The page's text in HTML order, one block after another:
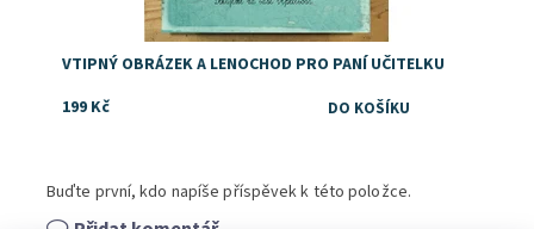
VTIPNÝ OBRÁZEK A LENOCHOD PRO PANÍ UČITELKU
199 Kč
Buďte první, kdo napíše příspěvek k této položce.